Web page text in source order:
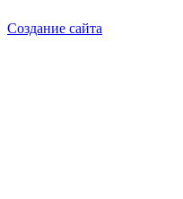
Создание сайта